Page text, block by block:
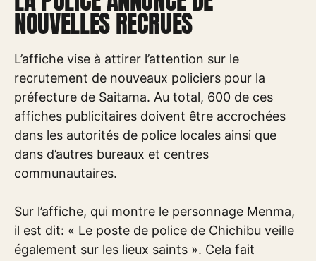
NOUVELLES RECRUES
L’affiche vise à attirer l’attention sur le
recrutement de nouveaux policiers pour la
préfecture de Saitama. Au total, 600 de ces
affiches publicitaires doivent être accrochées
dans les autorités de police locales ainsi que
dans d’autres bureaux et centres
communautaires.
Sur l’affiche, qui montre le personnage Menma,
il est dit: « Le poste de police de Chichibu veille
également sur les lieux saints ». Cela fait